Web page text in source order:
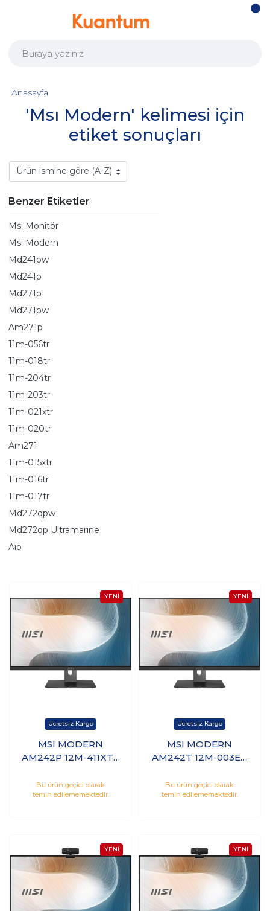
'Msı Modern' kelimesi için
etiket sonuçları
Anasayfa
Benzer Etiketler
Msı Monitör
Msı Modern
Md241pw
Md241p
Md271p
Md271pw
Am271p
11m-056tr
11m-018tr
11m-204tr
11m-203tr
11m-021xtr
11m-020tr
Am271
11m-015xtr
11m-016tr
11m-017tr
Md272qpw
Md272qp Ultramarıne
Aıo
MSI MODERN
AM242P 12M-411XTR
SSD 23.8 FHD
FreeDos
Bu ürün geçici olarak
temin edilememektedir.
MSI MODERN
AM242T 12M-003EU
SSD 23.8 FHD
FreeDos
Bu ürün geçici olarak
temin edilememektedir.